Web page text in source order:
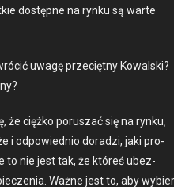
dostęp­ne na rynku są warte
uwagę prze­cięt­ny Kowal­s­ki?
że ciężko poruszać się na rynku,
i odpowied­nio doradzi, jaki pro­
to nie jest tak, że któreś ubez­
Ważne jest to, aby